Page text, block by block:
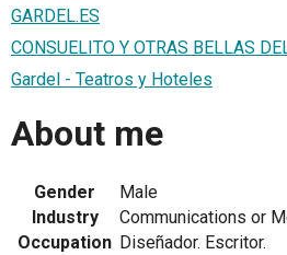
GARDEL.ES
CONSUELITO Y OTRAS BELLAS
Gardel - Teatros y Hoteles
About me
Gender
Male
Industry
Communications or
Occupation Diseñador. Escritor.